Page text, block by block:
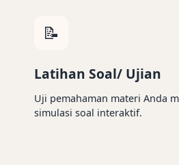
📝
Latihan Soal/ Ujian
Uji pemahaman materi Anda
simulasi soal interaktif.